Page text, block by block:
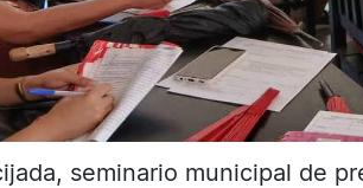
seminario municipal de